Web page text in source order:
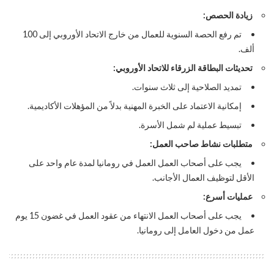
زيادة الحصص:
تم رفع الحصة السنوية للعمال من خارج الاتحاد الأوروبي إلى 100
ألف.
تحديثات البطاقة الزرقاء للاتحاد الأوروبي:
تمديد الصلاحية إلى ثلاث سنوات.
إمكانية الاعتماد على الخبرة المهنية بدلاً من المؤهلات الأكاديمية.
تبسيط عملية لم شمل الأسرة.
متطلبات نشاط صاحب العمل:
يجب على أصحاب العمل العمل في رومانيا لمدة عام واحد على
الأقل لتوظيف العمال الأجانب.
عمليات أسرع:
يجب على أصحاب العمل الانتهاء من عقود العمل في غضون 15 يوم
عمل من دخول العامل إلى رومانيا.